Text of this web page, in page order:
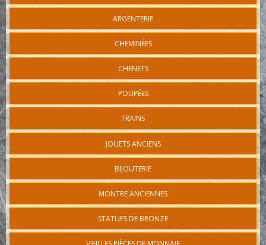
ARGENTERIE
CHEMINÉES
CHENETS
POUPÉES
TRAINS
JOUETS ANCIENS
BIJOUTERIE
MONTRE ANCIENNES
STATUES DE BRONZE